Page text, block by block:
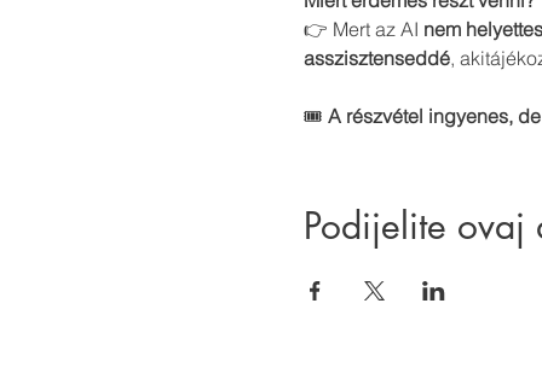
👉 Mert az AI nem
asszisztenseddé,
🎟️ A részvétel ingyenes,
Podijelite ovaj